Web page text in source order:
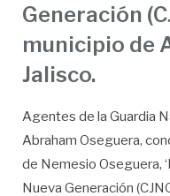
Generación
municipio de
Jalisco.
Agentes de la Guardia
Abraham Oseguera,
de Nemesio Oseguera,
Nueva Generación